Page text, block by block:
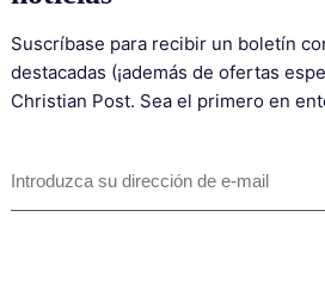
Suscríbase para recibir un boletín
destacadas (¡además de ofertas
Christian Post. Sea el primero en